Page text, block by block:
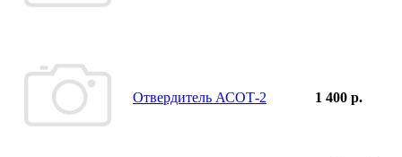
Отвердитель АСОТ-2 1 400 р.